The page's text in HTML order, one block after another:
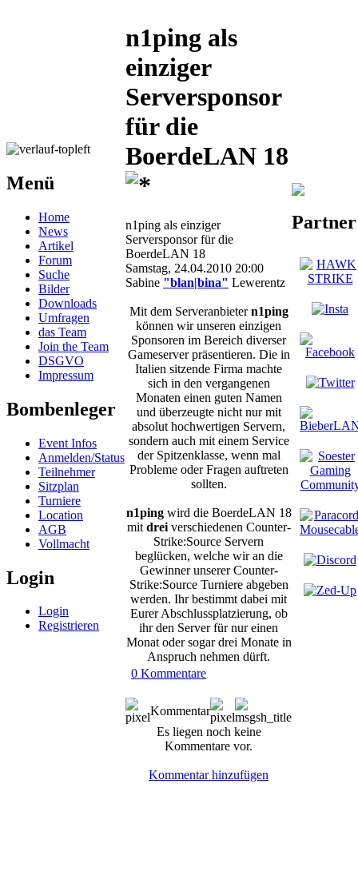
Menü
Home
News
Artikel
Forum
Suche
Bilder
Downloads
Umfragen
das Team
Join the Team
DSGVO
Impressum
Bombenleger
Event Infos
Anmelden/Status
Teilnehmer
Sitzplan
Turniere
Location
AGB
Vollmacht
Login
Login
Registrieren
n1ping als
einziger
Serversponsor
für die
BoerdeLAN 18
n1ping als einziger
Serversponsor für die
BoerdeLAN 18
Samstag, 24.04.2010 20:00
Sabine "blan|bina" Lewerentz
Mit dem Serveranbietern1ping
können wir unseren einzigen
Sponsoren im Bereich diverser
Gameserver präsentieren. Die in
Italien sitzende Firma machte
sich in den vergangenen
Monaten einen guten Namen
und überzeugte nicht nur mit
absolut hochwertigen Servern,
sondern auch mit einem Service
der Spitzenklasse, wenn mal
Probleme oder Fragen auftreten
sollten.
n1pingwird die BoerdeLAN 18
mit dreiverschiedenen Counter-
Strike:Source Servern
beglücken, welche wir an die
Gewinner unserer Counter-
Strike:Source Turniere abgeben
werden. Ihr bestimmt dabei mit
Eurer Abschlussplatzierung, ob
ihr den Server für nur einen
Monat oder sogar drei Monate in
Anspruch nehmen dürft.
0 Kommentare
Kommentar
Es liegen noch keine
Kommentare vor.
Kommentar hinzufügen
Partner